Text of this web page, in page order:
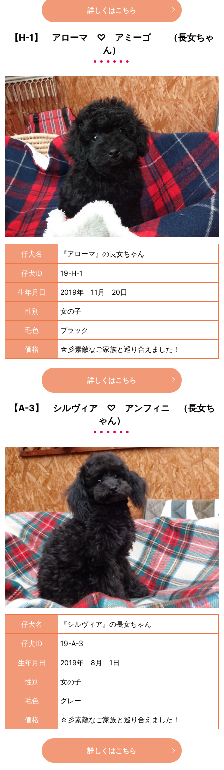
詳しくはこちら
【H-1】 アローマ ♡ アミーゴ （長女ちゃ
ん）
仔犬名 『アローマ』の長女ちゃん
仔犬ID 19-H-1
生年月日 2019年 11月 20日
性別 女の子
毛色 ブラック
価格 ☆彡素敵なご家族と巡り合えました！
詳しくはこちら
【A-3】 シルヴィア ♡ アンフィニ （長女ち
ゃん）
仔犬名 『シルヴィア』の長女ちゃん
仔犬ID 19-A-3
生年月日 2019年 8月 1日
性別 女の子
毛色 グレー
価格 ☆彡素敵なご家族と巡り合えました！
詳しくはこちら